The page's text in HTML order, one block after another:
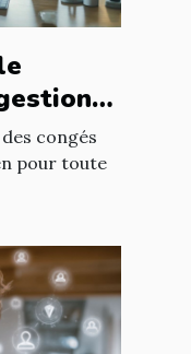
congés
pour toute